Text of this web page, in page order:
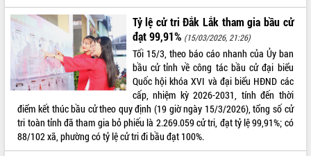
Tỷ lệ cử tri Đắk Lắk tham gia bầu cử
đạt 99,91% (15/03/2026, 21:26)
Tối 15/3, theo báo cáo nhanh của Ủy ban
bầu cử tỉnh về công tác bầu cử đại biểu
Quốc hội khóa XVI và đại biểu HĐND các
cấp, nhiệm kỳ 2026-2031, tính đến thời
điểm kết thúc bầu cử theo quy định (19 giờ ngày 15/3/2026), tổng số cử
tri toàn tỉnh đã tham gia bỏ phiếu là 2.269.059 cử tri, đạt tỷ lệ 99,91%; có
88/102 xã, phường có tỷ lệ cử tri đi bầu đạt 100%.